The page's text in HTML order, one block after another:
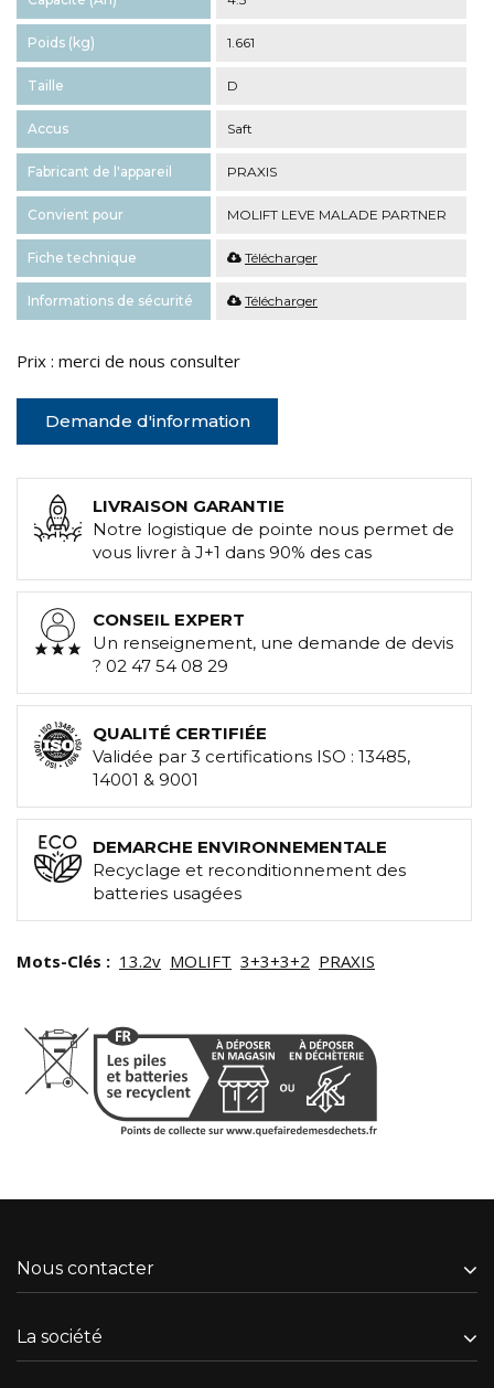
Poids (kg) 1.661
Taille D
Accus Saft
Fabricant de l'appareil PRAXIS
Convient pour MOLIFT LEVE MALADE PARTNER
Fiche technique Télécharger
Informations de sécurité Télécharger
Prix : merci de nous consulter
Demande d'information
LIVRAISON GARANTIE
Notre logistique de pointe nous permet de
vous livrer à J+1 dans 90% des cas
CONSEIL EXPERT
Un renseignement, une demande de devis
? 02 47 54 08 29
QUALITÉ CERTIFIÉE
Validée par 3 certifications ISO : 13485,
14001 & 9001
DEMARCHE ENVIRONNEMENTALE
Recyclage et reconditionnement des
batteries usagées
Mots-Clés : 13.2v MOLIFT 3+3+3+2 PRAXIS
Nous contacter
La société